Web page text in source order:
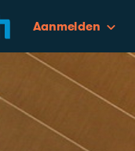
Aanmelden